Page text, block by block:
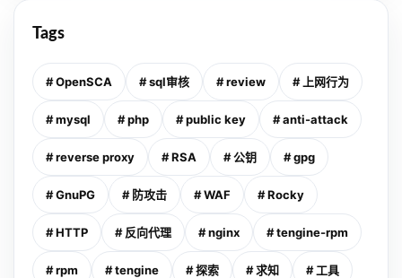
Tags
# OpenSCA # sql审核 # review # 上网行为
# mysql # php # public key # anti-attack
# reverse proxy # RSA # 公钥 # gpg
# GnuPG # 防攻击 # WAF # Rocky
# HTTP # 反向代理 # nginx # tengine-rpm
# rpm # tengine # 探索 # 求知 # 工具